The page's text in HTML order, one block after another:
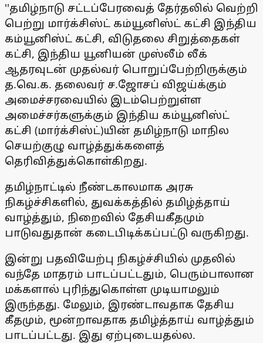
''தமிழ்நாடு சட்டப்பேரவைத் தேர்தலில் வெற்றி
பெற்று மார்க்சிஸ்ட் கம்யூனிஸ்ட் கட்சி இந்திய
கம்யூனிஸ்ட் கட்சி, விடுதலை சிறுத்தைகள்
கட்சி, இந்திய யூனியன் முஸ்லீம் லீக்
ஆதரவுடன் முதல்வர் பொறுப்பேற்றிருக்கும்
த.வெ.க. தலைவர் ச.ஜோசப் விஜய்க்கும்
அமைச்சரவையில் இடம்பெற்றுள்ள
அமைச்சர்களுக்கும் இந்திய கம்யூனிஸ்ட்
கட்சி (மார்க்சிஸ்ட்)யின் தமிழ்நாடு மாநில
செயற்குழு வாழ்த்துக்களைத்
தெரிவித்துக்கொள்கிறது.
தமிழ்நாட்டில் நீண்டகாலமாக அரசு
நிகழ்ச்சிகளில், துவக்கத்தில் தமிழ்த்தாய்
வாழ்த்தும், நிறைவில் தேசியகீதமும்
பாடுவதுதான் கடைபிடிக்கப்பட்டு வருகிறது.
இன்று பதவியேற்பு நிகழ்ச்சியில் முதலில்
வந்தே மாதரம் பாடப்பட்டதும், பெரும்பாலான
மக்களால் புரிந்துகொள்ள முடியாமலும்
இருந்தது. மேலும், இரண்டாவதாக தேசிய
கீதமும், மூன்றாவதாக தமிழ்த்தாய் வாழ்த்தும்
பாடப்பட்டது. இது ஏற்புடையதல்ல.